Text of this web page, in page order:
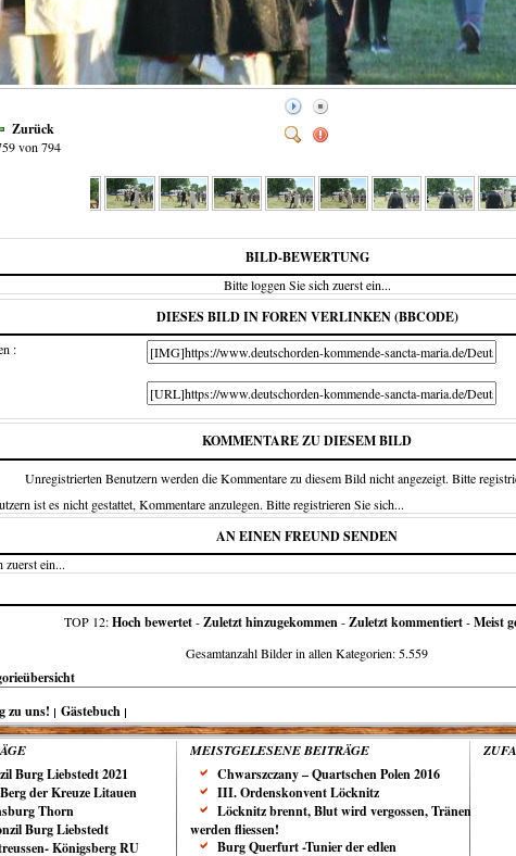
Zurück
von 794
BILD-BEWERTUNG
Bitte loggen Sie sich zuerst ein...
DIESES BILD IN FOREN VERLINKEN (BBCODE)
:
KOMMENTARE ZU DIESEM BILD
Unregistrierten Benutzern werden die Kommentare zu diesem Bild nicht angezeigt. Bitte
ist es nicht gestattet, Kommentare anzulegen. Bitte registrieren Sie sich...
AN EINEN FREUND SENDEN
zuerst ein...
TOP 12:Hoch bewertet-Zuletzt hinzugekommen -Zuletzt kommentiert-Meist
Gesamtanzahl Bilder in allen Kategorien: 5.559
zu uns! Gästebuch
Burg Liebstedt 2021
der Kreuze Litauen
Thorn
Burg Liebstedt
Königsberg RU
MEISTGELESENE BEITRÄGE
Chwarszczany – Quartschen Polen 2016
III. Ordenskonvent Löcknitz
Löcknitz brennt, Blut wird vergossen, Tränen
werden fliessen!
Burg Querfurt -Tunier der edlen